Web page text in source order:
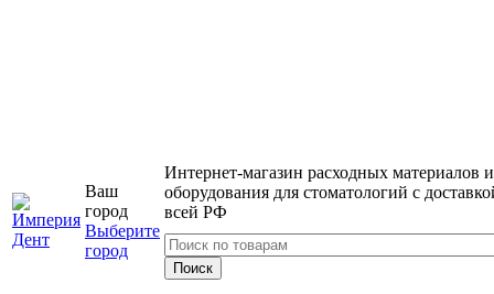
Ваш
город
Выберите
город
Интернет-магазин расходных материалов и
оборудования для стоматологий с
всей РФ